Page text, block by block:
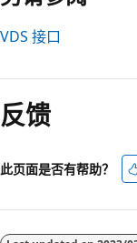
VDS 接口
读
模
已
用
反馈
此页面是否有帮助？